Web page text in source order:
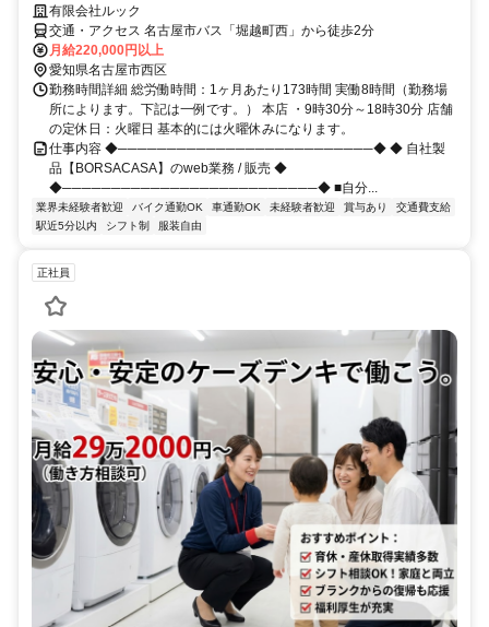
有限会社ルック
交通・アクセス 名古屋市バス「堀越町西」から徒歩2分
月給220,000円以上
愛知県名古屋市西区
勤務時間詳細 総労働時間：1ヶ月あたり173時間 実働8時間（勤務場
所によります。下記は一例です。） 本店 ・9時30分～18時30分 店舗
の定休日：火曜日 基本的には火曜休みになります。
仕事内容 ◆──────────────────────────◆ ◆ 自社製
品【BORSACASA】のweb業務 / 販売 ◆
◆──────────────────────────◆ ■自分...
業界未経験者歓迎 バイク通勤OK 車通勤OK 未経験者歓迎 賞与あり
交通費支給
駅近5分以内
シフト制 服装自由
正社員